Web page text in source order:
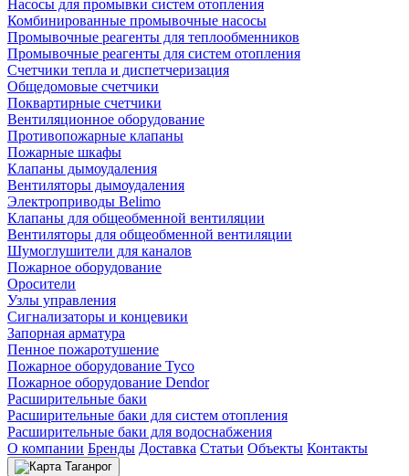
Насосы для промывки систем отопления
Комбинированные промывочные насосы
Промывочные реагенты для теплообменников
Промывочные реагенты для систем отопления
Счетчики тепла и диспетчеризация
Общедомовые счетчики
Поквартирные счетчики
Вентиляционное оборудование
Противопожарные клапаны
Пожарные шкафы
Клапаны дымоудаления
Вентиляторы дымоудаления
Электроприводы Belimo
Клапаны для общеобменной вентиляции
Вентиляторы для общеобменной вентиляции
Шумоглушители для каналов
Пожарное оборудование
Оросители
Узлы управления
Сигнализаторы и концевики
Запорная арматура
Пенное пожаротушение
Пожарное оборудование Tyco
Пожарное оборудование Dendor
Расширительные баки
Расширительные баки для систем отопления
Расширительные баки для водоснабжения
О компании Бренды Доставка Статьи Объекты Контакты
Таганрог